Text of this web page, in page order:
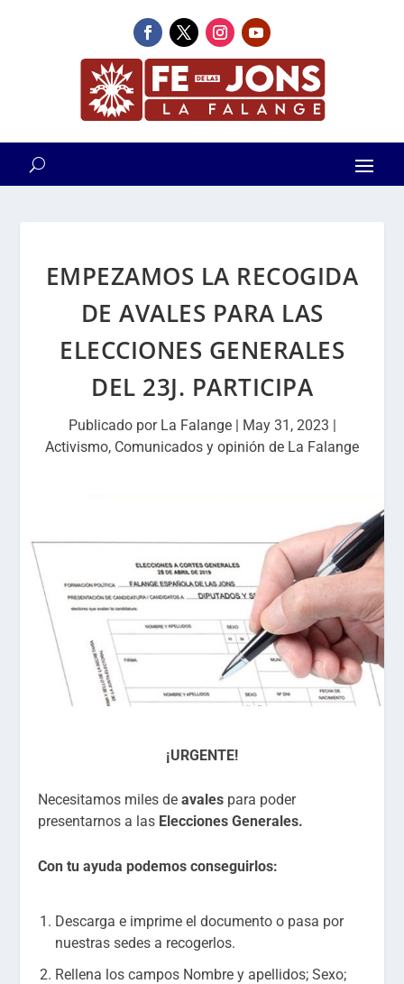
EMPEZAMOS LA RECOGIDA
DE AVALES PARA LAS
ELECCIONES GENERALES
DEL 23J. PARTICIPA
Publicado por La Falange| May 31, 2023 |
Activismo, Comunicados y opinión de La Falange
¡URGENTE!
Necesitamos miles deavales para poder
presentarnos a las Elecciones Generales.
Con tu ayudapodemos conseguirlos:
Descarga e imprime el documento o pasa por
nuestras sedes a recogerlos.
Rellena los campos Nombre y apellidos; Sexo;